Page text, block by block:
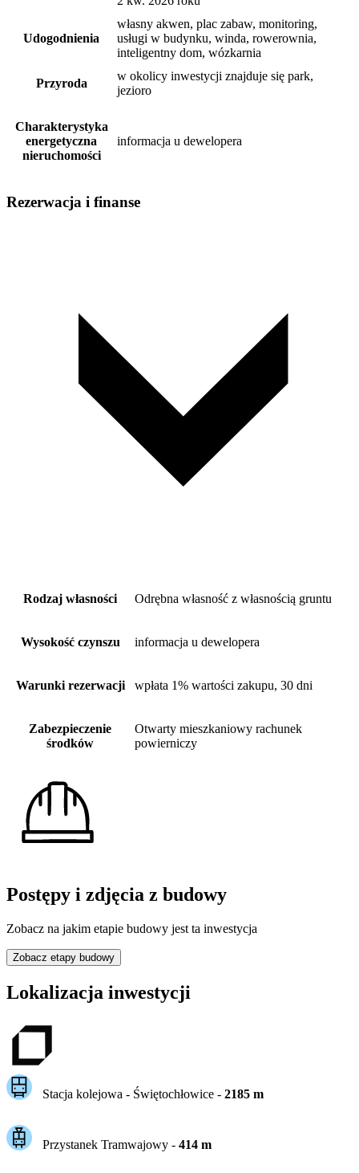
Udogodnienia
własny akwen, plac zabaw, monitoring,
usługi w budynku, winda, rowerownia,
inteligentny dom, wózkarnia
Przyroda
w okolicy inwestycji znajduje się park,
jezioro
Charakterystyka
energetyczna
nieruchomości
informacja u dewelopera
Rezerwacja i finanse
Rodzaj własności Odrębna własność z własnością gruntu
Wysokość czynszu informacja u dewelopera
Warunki rezerwacji wpłata 1% wartości zakupu, 30 dni
Zabezpieczenie
środków
Otwarty mieszkaniowy rachunek
powierniczy
Postępy i zdjęcia z budowy
Zobacz na jakim etapie budowy jest ta inwestycja
Zobacz etapy budowy
Lokalizacja inwestycji
Stacja kolejowa - Świętochłowice- 2185m
Przystanek Tramwajowy - 414m